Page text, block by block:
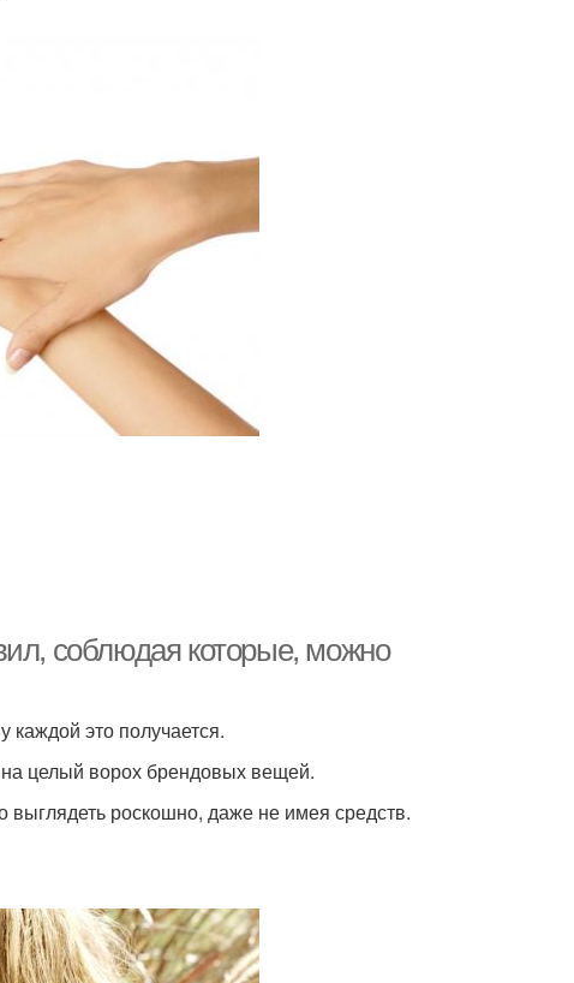
соблюдая которые, можно
это получается.
на целый ворох брендовых вещей.
роскошно, даже не имея средств.